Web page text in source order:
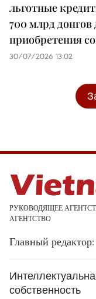
льготные
700 млрд донгов
приобретения
30/07/2026 13:02
РУКОВОДЯЩЕЕ
АГЕНТСТВО
Главный
собственность